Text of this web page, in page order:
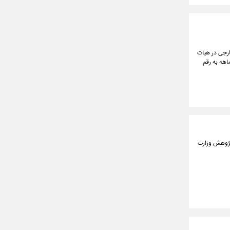
سرمایه گذاری خارجی در هیات
به رقم
وزارت